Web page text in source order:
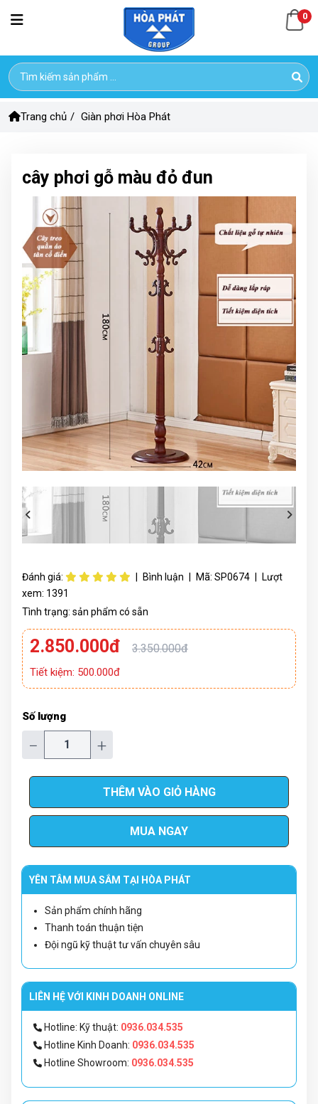
0
Trang chủ / Giàn phơi Hòa Phát
cây phơi gỗ màu đỏ đun
Đánh giá: Bình luận Mã: SP0674
Lượt
xem: 1391
Tình trạng: sản phẩm có sẵn
2.850.000đ 3.350.000đ
Tiết kiệm: 500.000đ
Số lượng
− +
THÊM VÀO GIỎ HÀNG
MUA NGAY
YÊN TÂM MUA SẮM TẠI HÒA PHÁT
Sản phẩm chính hãng
Thanh toán thuận tiện
Đội ngũ kỹ thuật tư vấn chuyên sâu
LIÊN HỆ VỚI KINH DOANH ONLINE
Hotline: Kỹ thuật: 0936.034.535
Hotline Kinh Doanh: 0936.034.535
Hotline Showroom: 0936.034.535